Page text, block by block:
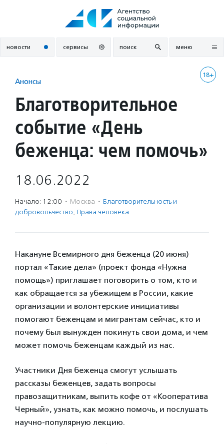
новости сервисы поиск меню
18+
Анонсы
Благотворительное
событие «День
беженца: чем помочь»
18.06.2022
Начало: 12:00 · Москва · Благотвори­тель­ность и
доброволь­чест­во, Права человека
Накануне Всемирного дня беженца (20 июня)
портал «Такие дела» (проект фонда «Нужна
помощь») приглашает поговорить о том, кто и
как обращается за убежищем в России, какие
организации и волонтерские инициативы
помогают беженцам и мигрантам сейчас, кто и
почему был вынужден покинуть свои дома, и чем
может помочь беженцам каждый из нас.
Участники Дня беженца смогут услышать
рассказы беженцев, задать вопросы
правозащитникам, выпить кофе от «Кооператива
Черный», узнать, как можно помочь, и послушать
научно-популярную лекцию.